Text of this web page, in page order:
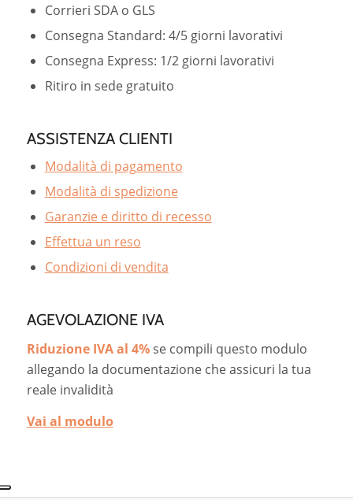
Corrieri SDA o GLS
Consegna Standard: 4/5 giorni lavorativi
Consegna Express: 1/2 giorni lavorativi
Ritiro in sede gratuito
ASSISTENZA CLIENTI
Modalità di pagamento
Modalità di spedizione
Garanzie e diritto di recesso
Effettua un reso
Condizioni di vendita
AGEVOLAZIONE IVA
Riduzione IVA al 4%se compili questo modulo
allegando la documentazione che assicuri la tua
reale invalidità
Vai al modulo